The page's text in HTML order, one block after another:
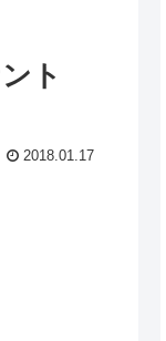
ト
2018.01.17